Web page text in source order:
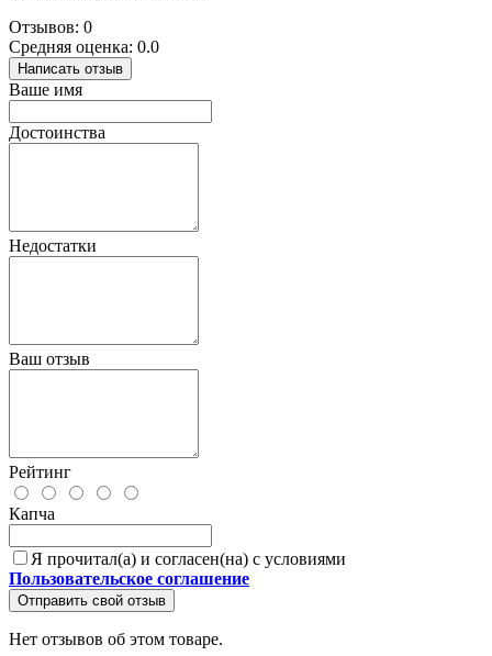
Отзывов: 0
Средняя оценка: 0.0
Написать отзыв
Ваше имя
Достоинства
Недостатки
Ваш отзыв
Рейтинг
Капча
Я прочитал(а) и согласен(на) с условиями
Пользовательское соглашение
Отправить свой отзыв
Нет отзывов об этом товаре.